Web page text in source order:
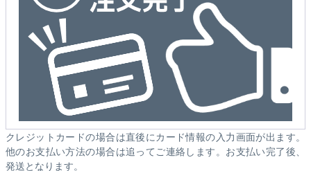
クレジットカードの場合は直後にカード情報の入力画面が出ます。
他のお支払い方法の場合は追ってご連絡します。お支払い完了後、
発送となります。